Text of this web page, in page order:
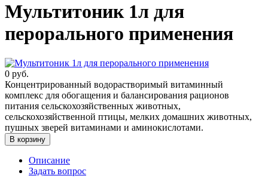
Мультитоник 1л для
перорального применения
0 руб.
Концентрированный водорастворимый витаминный
комплекс для обогащения и балансирования рационов
питания сельскохозяйственных животных,
сельскохозяйственной птицы, мелких домашних животных,
пушных зверей витаминами и аминокислотами.
В корзину
Описание
Задать вопрос